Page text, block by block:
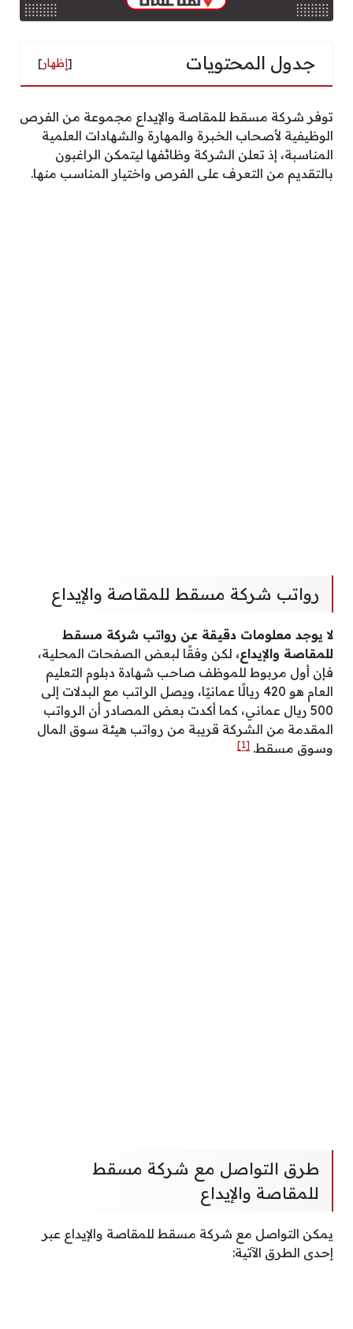
جدول المحتويات [إظهار]
توفر شركة مسقط للمقاصة والإيداع مجموعة من الفرص
الوظيفية لأصحاب الخبرة والمهارة والشهادات العلمية
المناسبة، إذ تعلن الشركة وظائفها ليتمكن الراغبون
بالتقديم من التعرف على الفرص واختيار المناسب منها.
رواتب شركة مسقط للمقاصة والإيداع
لا يوجد معلومات دقيقة عن رواتب شركة مسقط
للمقاصة والإيداع، لكن وفقًا لبعض الصفحات المحلية،
فإن أول مربوط للموظف صاحب شهادة دبلوم التعليم
العام هو 420 ريالًا عمانيًا، ويصل الراتب مع البدلات إلى
500 ريال عماني، كما أكدت بعض المصادر أن الرواتب
المقدمة من الشركة قريبة من رواتب هيئة سوق المال
وسوق مسقط. [1]
طرق التواصل مع شركة مسقط
للمقاصة والإيداع
يمكن التواصل مع شركة مسقط للمقاصة والإيداع عبر
إحدى الطرق الآتية: